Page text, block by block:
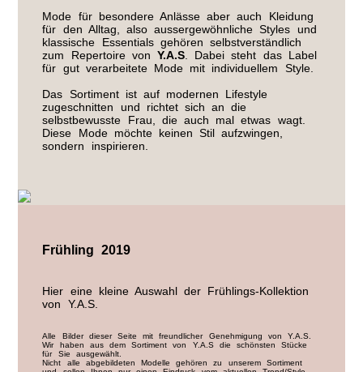
Mode für besondere Anlässe aber auch Kleidung
für den Alltag, also aussergewöhnliche Styles und
klassische Essentials gehören selbstverständlich
zum Repertoire vonY.A.S . Dabei steht das Label
für gut verarbeitete Mode mit individuellem Style.
Das Sortiment ist auf modernen Lifestyle
zugeschnitten und richtet sich an die
selbstbewusste Frau, die auch mal etwas wagt.
Diese Mode möchte keinen Stil aufzwingen,
sondern inspirieren.
Frühling 2019
Hier eine kleine Auswahl der Frühlings-Kollektion
von Y.A.S.
Alle Bilder dieser Seite mit freundlicher Genehmigung von Y.A.S.
Wir haben aus dem Sortiment von Y.A.S die schönsten Stücke
für Sie ausgewählt.
Nicht alle abgebildeten Modelle gehören zu unserem Sortiment